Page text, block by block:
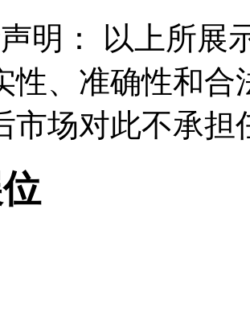
明： 以上所展
性、准确性和合
市场对此不承担